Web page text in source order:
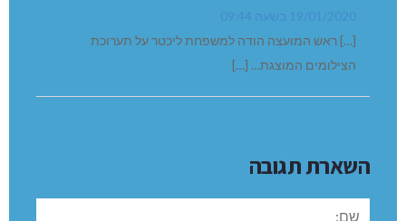
19/01/2020 בשעה 09:44
[…] ראש המועצה הודה למשפחת ליכטר על תערוכת
הצילומים המוצגת… […]
השארת תגובה
שם: